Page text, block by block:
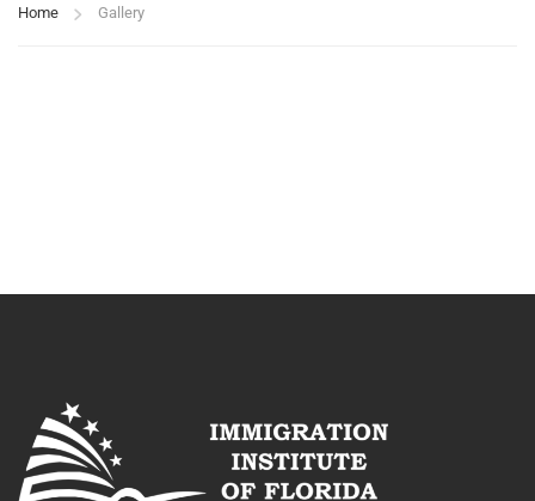
Home Gallery